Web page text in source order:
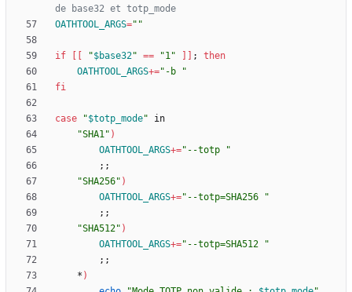
de base32 et totp_mode
OATHTOOL_ARGS=""
if "$base32" == "1" ;
then
OATHTOOL_ARGS+="-b "
fi
case "$totp_mode"
"SHA1" )
OATHTOOL_ARGS+="--totp "
; ;
"SHA256" )
OATHTOOL_ARGS+="--totp=SHA256 "
; ;
"SHA512" )
OATHTOOL_ARGS+="--totp=SHA512 "
; ;
    *
)